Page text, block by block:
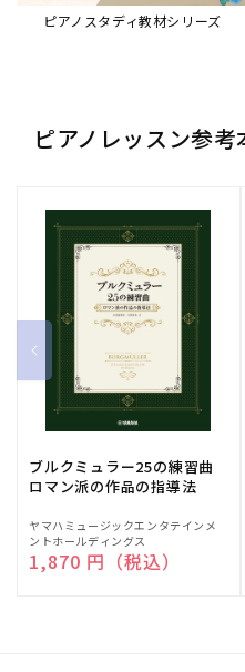
ピアノスタディ教材シリーズ
ピアノレッスン参考
ブルクミュラー25の練習曲
ロマン派の作品の指導法
販
売
元:
ヤマハミュージックエンタテインメ
ントホールディングス
通常価格
1,870 円（税込）